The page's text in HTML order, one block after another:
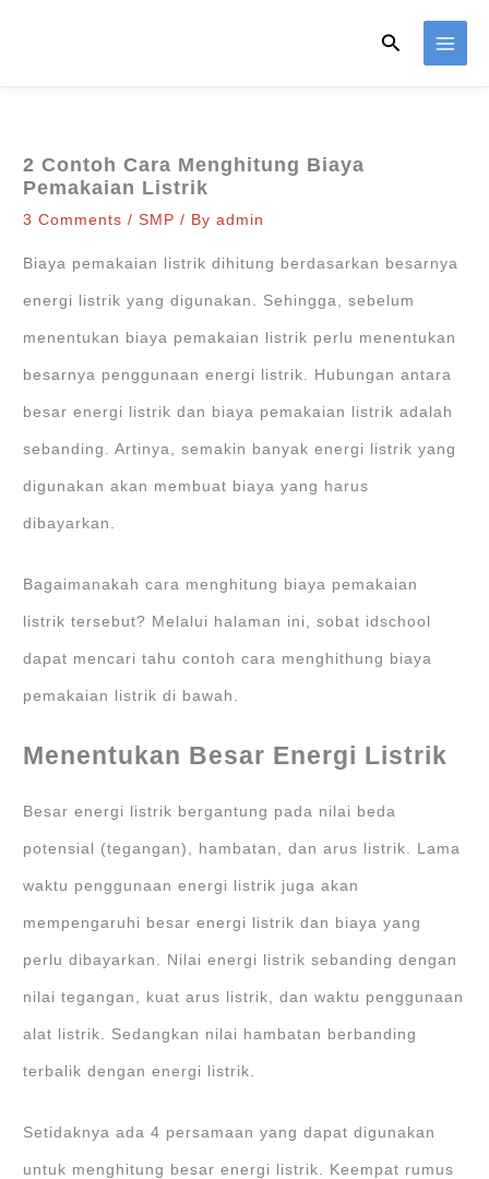
Search
2 Contoh Cara Menghitung Biaya
Pemakaian Listrik
3 Comments /SMP / Byadmin
Biaya pemakaian listrik dihitung berdasarkan besarnya
energi listrik yang digunakan. Sehingga, sebelum
menentukan biaya pemakaian listrik perlu menentukan
besarnya penggunaan energi listrik. Hubungan antara
besar energi listrik dan biaya pemakaian listrik adalah
sebanding. Artinya, semakin banyak energi listrik yang
digunakan akan membuat biaya yang harus
dibayarkan.
Bagaimanakah cara menghitung biaya pemakaian
listrik tersebut? Melalui halaman ini, sobat idschool
dapat mencari tahu contoh cara menghithung biaya
pemakaian listrik di bawah.
Menentukan Besar Energi Listrik
Besar energi listrik bergantung pada nilai beda
potensial (tegangan), hambatan, dan arus listrik. Lama
waktu penggunaan energi listrik juga akan
mempengaruhi besar energi listrik dan biaya yang
perlu dibayarkan. Nilai energi listrik sebanding dengan
nilai tegangan, kuat arus listrik, dan waktu penggunaan
alat listrik. Sedangkan nilai hambatan berbanding
terbalik dengan energi listrik.
Setidaknya ada 4 persamaan yang dapat digunakan
untuk menghitung besar energi listrik. Keempat rumus